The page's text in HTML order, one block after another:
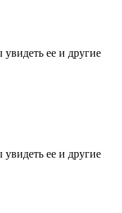
увидеть ее и другие
увидеть ее и другие